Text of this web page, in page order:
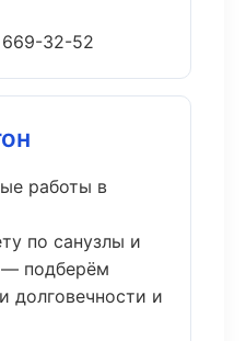
32-52
работы в
по санузлы и
— подберём
долговечности и